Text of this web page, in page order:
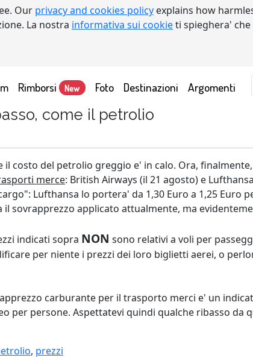
Our privacy and cookies policy explains how
La nostra informativa sui cookieti spieghera'
Rimborsi New Foto Destinazioni Argomenti
come il petrolio
costo del petrolio greggio e' in calo. Ora,
merce: British Airways (il 21 agosto) e
Lufthansa lo portera' da 1,30 Euro a 1,25 Euro
sovrapprezzo applicato attualmente, ma
indicati sopra NON sono relativi a voli per
per niente i prezzi dei loro biglietti aerei, o
carburante per il trasporto merci e' un
per persone. Aspettatevi quindi qualche ribasso da
, prezzi